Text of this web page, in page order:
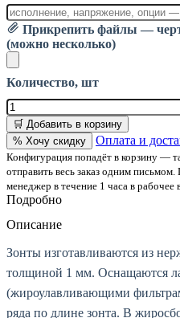
Прикрепить файлы —
(можно несколько)
Количество, шт
🛒 Добавить в корзину
% Хочу скидку
Оплата и
Конфигурация попадёт в корзину —
отправить весь заказ одним
менеджер в течение 1 часа в рабочее
Подробно
Описание
Зонты изготавливаются из
толщиной 1 мм. Оснащаются
(жироулавливающими
ряда по длине зонта. В